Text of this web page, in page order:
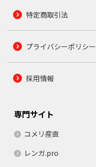
特定商取引法
プライバシーポリシー
採用情報
専門サイト
コメリ産直
レンガ.pro